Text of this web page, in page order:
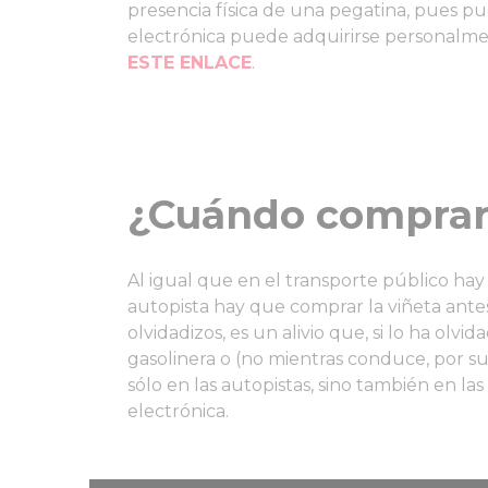
presencia física de una pegatina, pues
electrónica puede adquirirse
ESTE ENLACE.
¿Cuándo
Al igual que en el transporte público
autopista hay que comprar la viñeta
olvidadizos, es un alivio que, si lo ha
gasolinera o (no mientras conduce, por
sólo en las autopistas, sino también en
electrónica.